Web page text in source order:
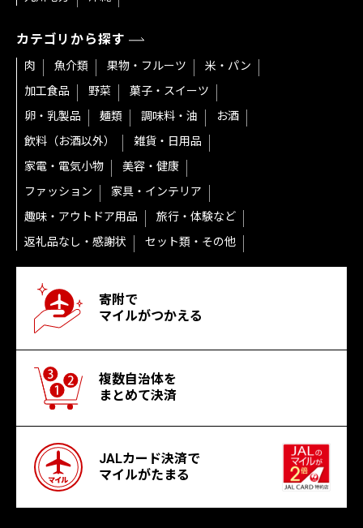
カテゴリから探す
肉 魚介類 果物・フルーツ
米・パン
加工食品
野菜
菓子・スイーツ
卵・乳製品
麺類 調味料・油
お酒
飲料（お酒以外）
雑貨・日用品
家電・電気小物
美容・健康
ファッション
家具・インテリア
趣味・アウトドア用品
旅行・体験など
返礼品なし・感謝状
セット類・その他
寄附で
マイルがつかえる
複数自治体を
まとめて決済
JALカード決済で
マイルがたまる